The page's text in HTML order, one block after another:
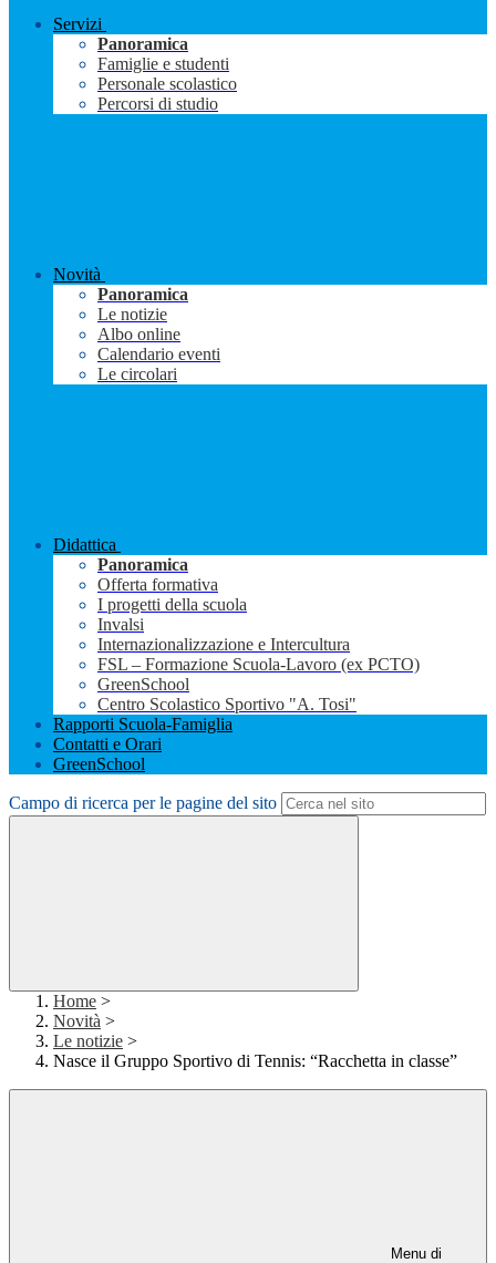
Servizi
Panoramica
Famiglie e studenti
Personale scolastico
Percorsi di studio
Novità
Panoramica
Le notizie
Albo online
Calendario eventi
Le circolari
Didattica
Panoramica
Offerta formativa
I progetti della scuola
Invalsi
Internazionalizzazione e Intercultura
FSL – Formazione Scuola-Lavoro (ex PCTO)
GreenSchool
Centro Scolastico Sportivo "A. Tosi"
Rapporti Scuola-Famiglia
Contatti e Orari
GreenSchool
Campo di ricerca per le pagine del sito
Home >
Novità >
Le notizie >
Nasce il Gruppo Sportivo di Tennis: “Racchetta in classe”
Menu di